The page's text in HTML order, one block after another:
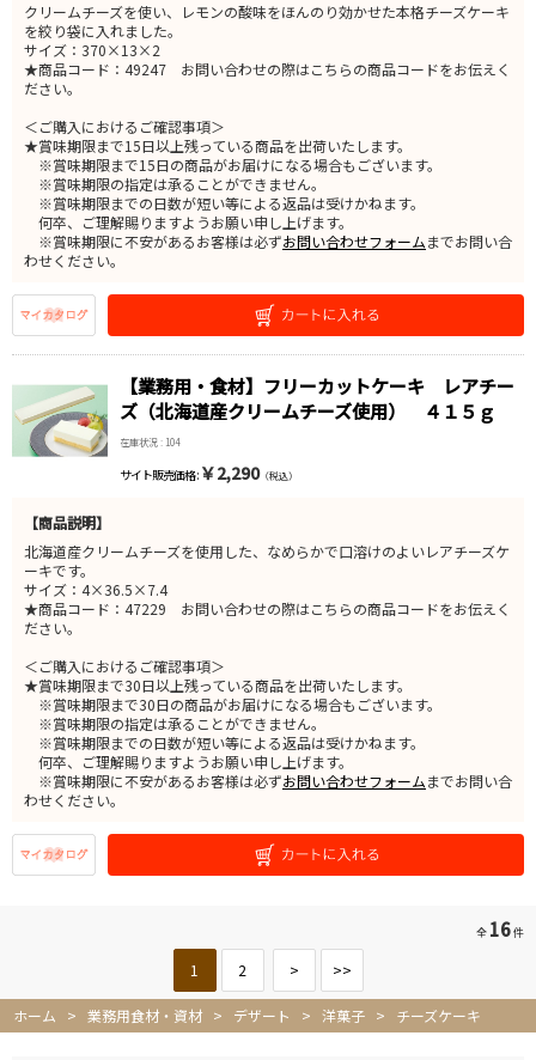
クリームチーズを使い、レモンの酸味をほんのり効かせた本格チーズケーキ
を絞り袋に入れました。
サイズ：370×13×2
★商品コード：49247 お問い合わせの際はこちらの商品コードをお伝えく
ださい。
＜ご購入におけるご確認事項＞
★賞味期限まで15日以上残っている商品を出荷いたします。
※賞味期限まで15日の商品がお届けになる場合もございます。
※賞味期限の指定は承ることができません。
※賞味期限までの日数が短い等による返品は受けかねます。
何卒、ご理解賜りますようお願い申し上げます。
※賞味期限に不安があるお客様は必ずお問い合わせフォームまでお問い合
わせください。
【業務用・食材】フリーカットケーキ レアチー
ズ（北海道産クリームチーズ使用） ４１５ｇ
在庫状況 : 104
サイト販売価格 : ￥2,290（税込）
【商品説明】
北海道産クリームチーズを使用した、なめらかで口溶けのよいレアチーズケ
ーキです。
サイズ：4×36.5×7.4
★商品コード：47229 お問い合わせの際はこちらの商品コードをお伝えく
ださい。
＜ご購入におけるご確認事項＞
★賞味期限まで30日以上残っている商品を出荷いたします。
※賞味期限まで30日の商品がお届けになる場合もございます。
※賞味期限の指定は承ることができません。
※賞味期限までの日数が短い等による返品は受けかねます。
何卒、ご理解賜りますようお願い申し上げます。
※賞味期限に不安があるお客様は必ずお問い合わせフォームまでお問い合
わせください。
全 16件
1 2 > >>
ホーム > 業務用食材・資材 > デザート > 洋菓子 > チーズケーキ